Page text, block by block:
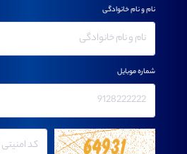
نام و نام خانوادگی
شماره موبایل